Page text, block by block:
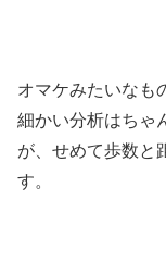
オマケみたいなも
細かい分析はちゃ
が、せめて歩数と
す。